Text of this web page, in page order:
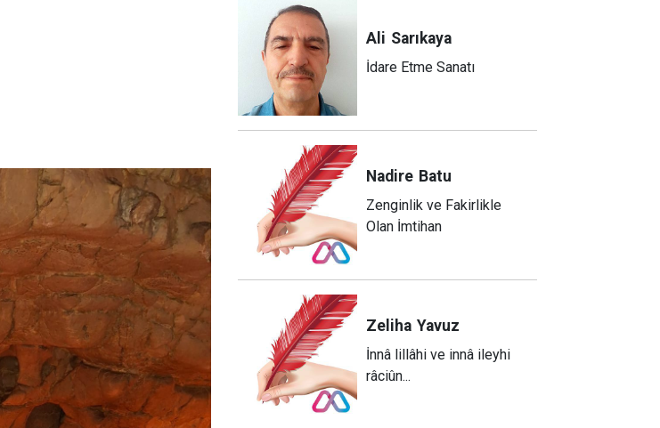
Ali Sarıkaya
İdare Etme Sanatı
Nadire Batu
Zenginlik ve Fakirlikle
Olan İmtihan
Zeliha Yavuz
​İnnâ lillâhi ve innâ ileyhi
râciûn...